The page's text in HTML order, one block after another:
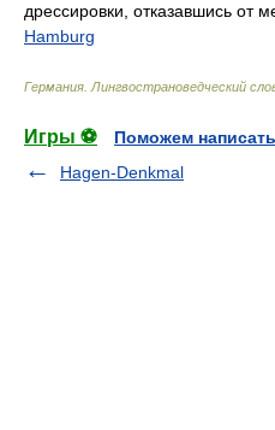
дрессировки, отказавшись от
Hamburg
Германия. Лингвострановедческий
Игры ⚽
Поможем
Hagen-Denkmal